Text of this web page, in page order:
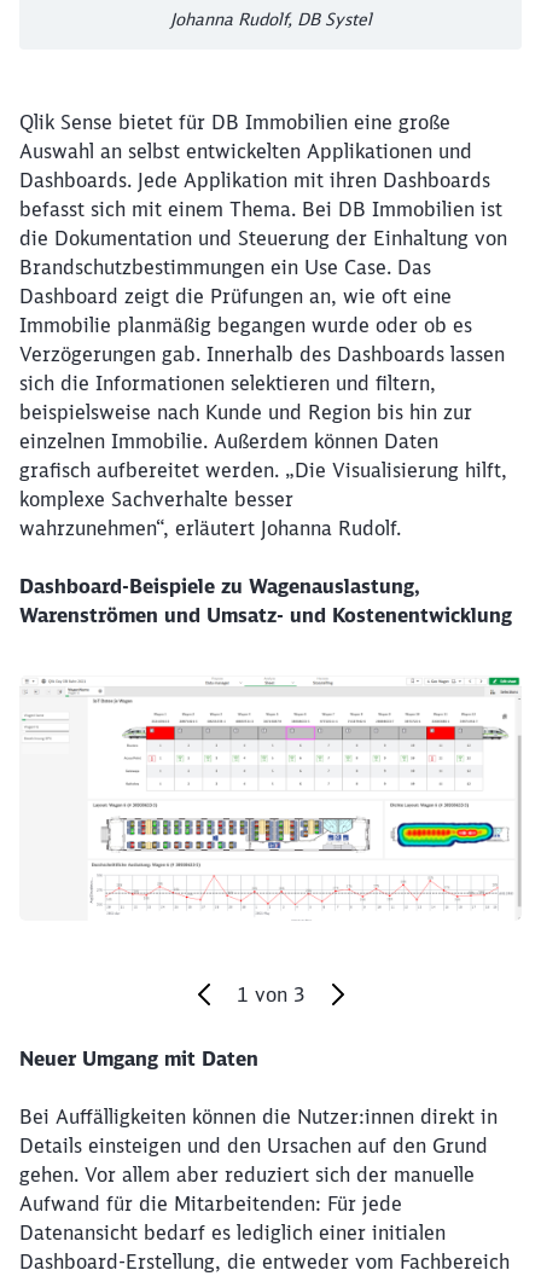
Johanna Rudolf, DB Systel
Qlik Sense bietet für DB Immobilien eine große
Auswahl an selbst entwickelten Applikationen und
Dashboards. Jede Applikation mit ihren Dashboards
befasst sich mit einem Thema. Bei DB Immobilien ist
die Dokumentation und Steuerung der Einhaltung von
Brandschutzbestimmungen ein Use Case. Das
Dashboard zeigt die Prüfungen an, wie oft eine
Immobilie planmäßig begangen wurde oder ob es
Verzögerungen gab. Innerhalb des Dashboards lassen
sich die Informationen selektieren und filtern,
beispielsweise nach Kunde und Region bis hin zur
einzelnen Immobilie. Außerdem können Daten
grafisch aufbereitet werden. „Die Visualisierung hilft,
komplexe Sachverhalte besser
wahrzunehmen“, erläutert Johanna Rudolf.
Dashboard-Beispiele zu Wagenauslastung,
Warenströmen und Umsatz- und Kostenentwicklung
Klicken, um den folgenden Slider zu überspringen
1 von 3
Ende des Sliders
Neuer Umgang mit Daten
Bei Auffälligkeiten können die Nutzer:innen direkt in
Details einsteigen und den Ursachen auf den Grund
gehen. Vor allem aber reduziert sich der manuelle
Aufwand für die Mitarbeitenden: Für jede
Datenansicht bedarf es lediglich einer initialen
Dashboard-Erstellung, die entweder vom Fachbereich